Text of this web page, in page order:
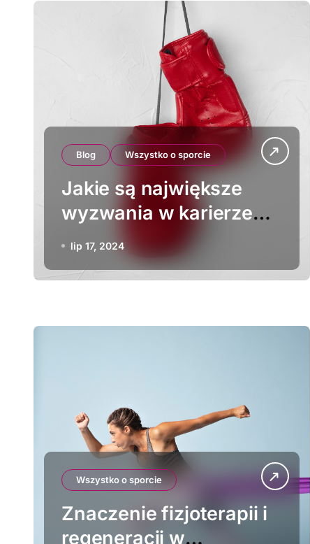
Blog Wszystko o sporcie
Jakie są największe
wyzwania w karierze
zawodowego boksera?
lip 17, 2024
Wszystko o sporcie
Znaczenie fizjoterapii i
regeneracji w